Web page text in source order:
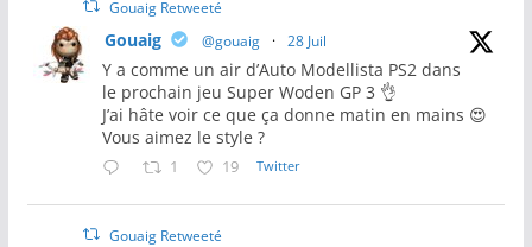
Gouaig Retweeté
Gouaig @gouaig · 28 Juil
Y a comme un air d’Auto Modellista PS2 dans
le prochain jeu Super Woden GP 3 👌
J’ai hâte voir ce que ça donne matin en mains 😍
Vous aimez le style ?
1 19 Twitter
Gouaig Retweeté